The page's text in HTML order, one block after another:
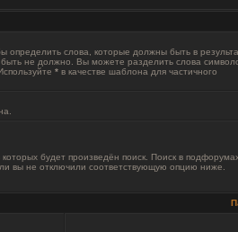
определить слова, которые должны быть в
быть не должно. Вы можете разделить слова
* в качестве шаблона для частичного
будет произведён поиск. Поиск в
вы не отключили соответствующую опцию ниже.